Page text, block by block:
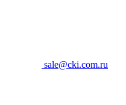
sale@cki.com.ru